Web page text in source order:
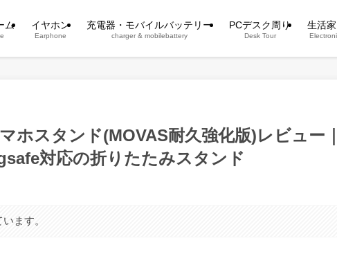
ム イヤホン
Earphone
充電器・モバイルバッテリー
charger & mobilebattery
PCデスク周り
Desk Tour
生活
ホスタンド(MOVAS耐久強化版)レビュー
対応の折りたたみスタンド
ます。